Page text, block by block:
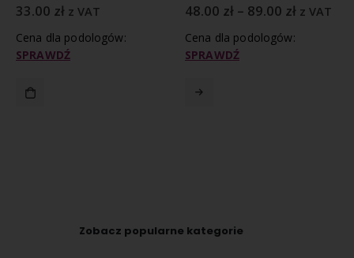
33.00 zł z VAT
Cena dla podologów:
SPRAWDŹ
48.00 zł – 89.00 zł z VAT
Cena dla podologów:
SPRAWDŹ
Zobacz popularne kategorie